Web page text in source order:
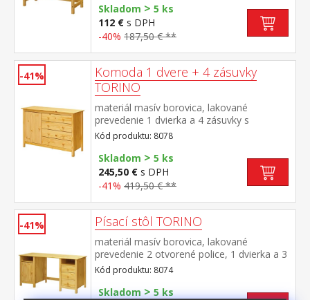
Skladom > 5 ks
112 € s DPH
-40% 187,50 € **
-41%
Komoda 1 dvere + 4 zásuvky
TORINO
materiál masív borovica, lakované
prevedenie 1 dvierka a 4 zásuvky s
kovovými pojazdmi
Kód produktu: 8078
Skladom > 5 ks
245,50 € s DPH
-41% 419,50 € **
-41% Písací stôl TORINO
materiál masív borovica, lakované
prevedenie 2 otvorené police, 1 dvierka a 3
zásuvky s kovovými pojazdmi výsuv nie je
súčasťou dodávky k stolu je možné dokúpiť
výsuvnú dosku na klávesnicu 8840
Kód produktu: 8074
Skladom>5 ks